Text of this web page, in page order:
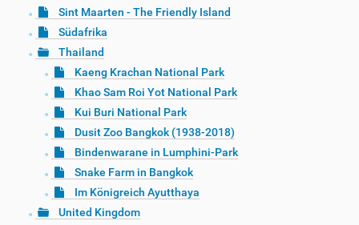
Sint Maarten - The Friendly Island
Südafrika
Thailand
Kaeng Krachan National Park
Khao Sam Roi Yot National Park
Kui Buri National Park
Dusit Zoo Bangkok (1938-2018)
Bindenwarane in Lumphini-Park
Snake Farm in Bangkok
Im Königreich Ayutthaya
United Kingdom